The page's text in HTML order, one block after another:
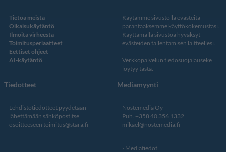
Tietoa meistä
Oikaisukäytäntö
Ilmoita virheestä
Toimitusperiaatteet
Eettiset ohjeet
AI-käytäntö
Käytämme sivustolla evästeitä
parantaaksemme käyttökokemustasi.
Käyttämällä sivustoa hyväksyt
evästeiden tallentamisen laitteellesi.
Verkkopalvelun tiedosuojalauseke
löytyy tästä
Tiedotteet
Lehdistötiedotteet pyydetään
lähettämään sähköpostitse
osoitteeseen toimitus@stara.fi
Mediamyynti
Nostemedia Oy
Puh. +358 40 356 1332
mikael@nostemedia.fi
Mediatiedot